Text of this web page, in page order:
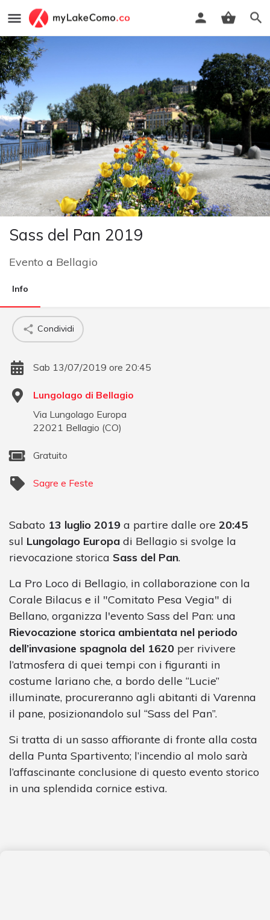
Sass del Pan 2019
Evento a Bellagio
Info
Condividi
Sab 13/07/2019 ore 20:45
Lungolago di Bellagio
Via Lungolago Europa
22021 Bellagio (CO)
Gratuito
Sagre e Feste
Sabato 13 luglio 2019 a partire dalle ore 20:45
sul Lungolago Europa di Bellagio si svolge la
rievocazione storica Sass del Pan.
La Pro Loco di Bellagio, in collaborazione con la
Corale Bilacus e il "Comitato Pesa Vegia" di
Bellano, organizza l'evento Sass del Pan: una
Rievocazione storica ambientata nel periodo
dell’invasione spagnola del 1620 per rivivere
l’atmosfera di quei tempi con i figuranti in
costume lariano che, a bordo delle “Lucie”
illuminate, procureranno agli abitanti di Varenna
il pane, posizionandolo sul “Sass del Pan”.
Si tratta di un sasso affiorante di fronte alla costa
della Punta Spartivento; l’incendio al molo sarà
l’affascinante conclusione di questo evento storico
in una splendida cornice estiva.